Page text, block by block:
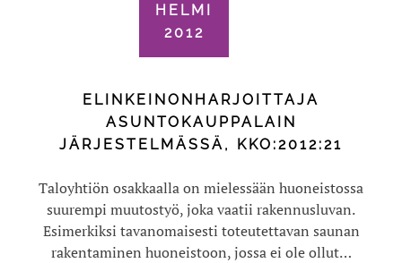
HELMI
2012
ELINKEINONHARJOITTAJA
ASUNTOKAUPPALAIN
JÄRJESTELMÄSSÄ, KKO:2012:21
Taloyhtiön osakkaalla on mielessään huoneistossa
suurempi muutostyö, joka vaatii rakennusluvan.
Esimerkiksi tavanomaisesti toteutettavan saunan
rakentaminen huoneistoon, jossa ei ole ollut…